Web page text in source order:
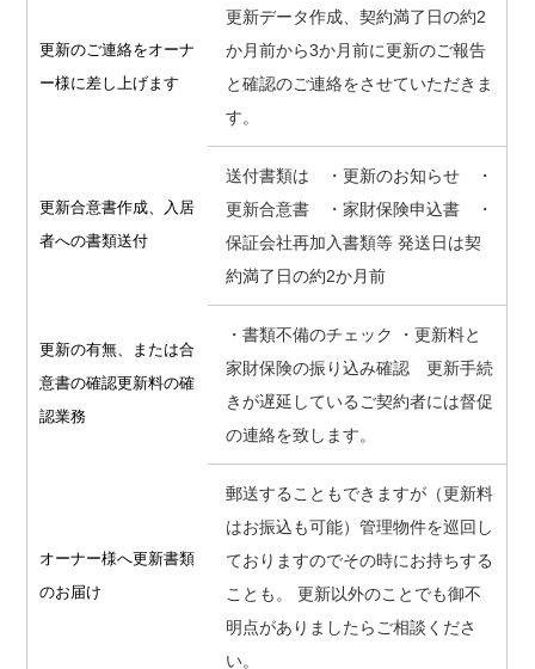
更新のご連絡をオーナ
ー様に差し上げます
更新データ作成、契約満了日の約2
か月前から3か月前に更新のご報告
と確認のご連絡をさせていただきま
す。
更新合意書作成、
入居
者への書類送付
送付書類は ・更新のお知らせ ・
更新合意書 ・家財保険申込書 ・
保証会社再加入書類等 発送日は契
約満了日の約2か月前
更新の有無、
または合
意書の確認更新料の確
認業務
・書類不備のチェック ・更新料と
家財保険の振り込み確認 更新手続
きが遅延しているご契約者には督促
の連絡を致します。
オーナー様へ更新書類
のお届け
郵送することもできますが（更新料
はお振込も可能）管理物件を巡回し
ておりますのでその時にお持ちする
ことも。 更新以外のことでも御不
明点がありましたらご相談くださ
い。